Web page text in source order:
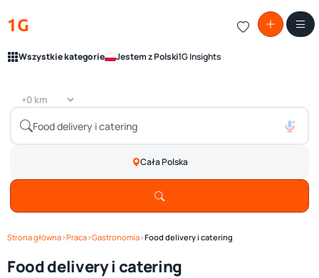
1G
Wszystkie kategorie Jestem z Polski1G Insights
Cała Polska
Strona główna›Praca›Gastronomia›Food delivery i catering
Food delivery i catering